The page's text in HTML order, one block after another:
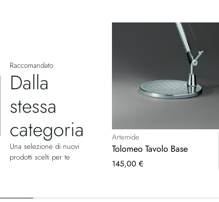
Raccomandato
Dalla
stessa
categoria
Una selezione di nuovi
prodotti scelti per te
Artemide
Tolomeo Tavolo Base
145,00 €